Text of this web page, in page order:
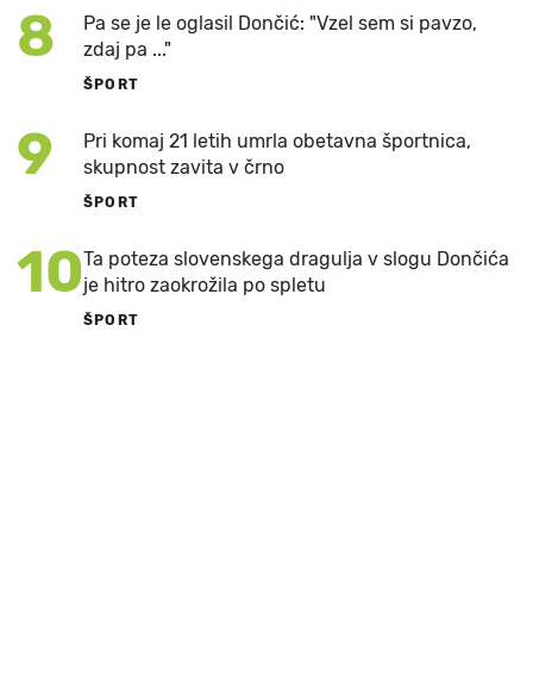
8
Pa se je le oglasil Dončić: "Vzel sem si pavzo,
zdaj pa ..."
ŠPORT
9
Pri komaj 21 letih umrla obetavna športnica,
skupnost zavita v črno
ŠPORT
10Ta poteza slovenskega dragulja v slogu Dončića
je hitro zaokrožila po spletu
ŠPORT